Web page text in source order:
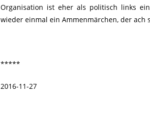
Organisation ist eher als politisch links
wieder einmal ein Ammenmärchen, der ach
*****
2016-11-27